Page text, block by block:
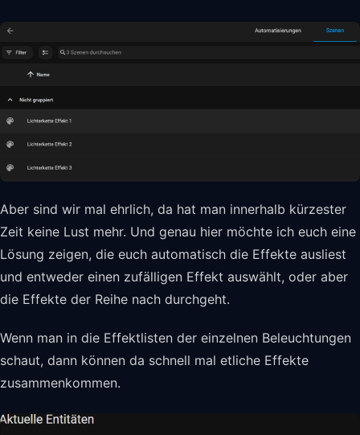
Aber sind wir mal ehrlich, da hat man innerhalb kürzester
Zeit keine Lust mehr. Und genau hier möchte ich euch eine
Lösung zeigen, die euch automatisch die Effekte ausliest
und entweder einen zufälligen Effekt auswählt, oder aber
die Effekte der Reihe nach durchgeht.
Wenn man in die Effektlisten der einzelnen Beleuchtungen
schaut, dann können da schnell mal etliche Effekte
zusammenkommen.